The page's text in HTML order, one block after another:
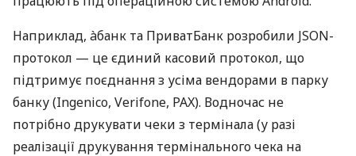
Наприклад, àбанк та ПриватБанк розробили JSON-
протокол — це єдиний касовий протокол, що
підтримує поєднання з усіма вендорами в парку
банку (Ingenico, Verifone, PAX). Водночас не
потрібно друкувати чеки з термінала (у разі
реалізації друкування термінального чека на